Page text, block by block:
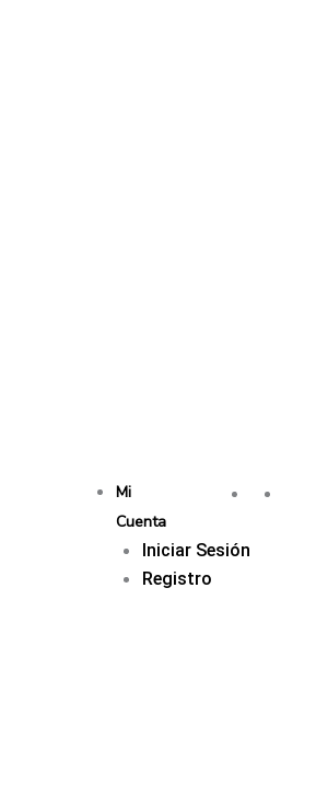
Mi
Cuenta
Iniciar Sesión
Registro